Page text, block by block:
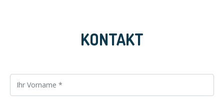
KONTAKT